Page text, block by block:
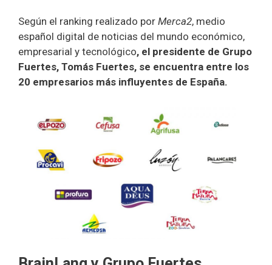
Según el ranking realizado por Merca2, medio
español digital de noticias del mundo económico,
empresarial y tecnológico, el presidente de Grupo
Fuertes, Tomás Fuertes, se encuentra entre los
20 empresarios más influyentes de España.